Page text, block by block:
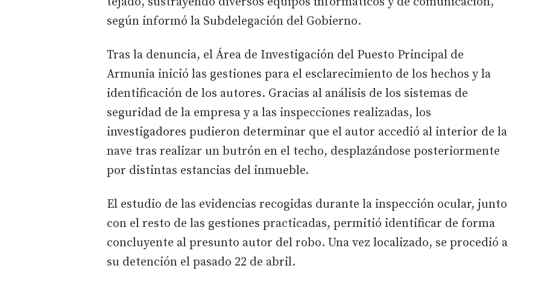
según informó la Subdelegación del Gobierno.
Tras la denuncia, el Área de Investigación del Puesto Principal de
Armunia inició las gestiones para el esclarecimiento de los hechos y la
identificación de los autores. Gracias al análisis de los sistemas de
seguridad de la empresa y a las inspecciones realizadas, los
investigadores pudieron determinar que el autor accedió al interior de la
nave tras realizar un butrón en el techo, desplazándose posteriormente
por distintas estancias del inmueble.
El estudio de las evidencias recogidas durante la inspección ocular, junto
con el resto de las gestiones practicadas, permitió identificar de forma
concluyente al presunto autor del robo. Una vez localizado, se procedió a
su detención el pasado 22 de abril.